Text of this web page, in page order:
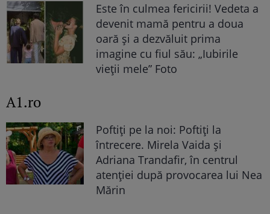
Este în culmea fericirii! Vedeta a
devenit mamă pentru a doua
oară și a dezvăluit prima
imagine cu fiul său: „Iubirile
vieții mele” Foto
A1.ro
Poftiți pe la noi: Poftiți la
întrecere. Mirela Vaida și
Adriana Trandafir, în centrul
atenției după provocarea lui Nea
Mărin